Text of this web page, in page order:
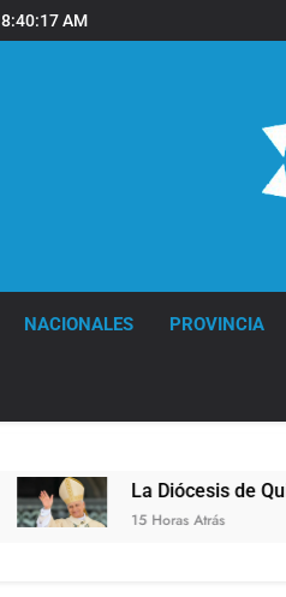
8:40:18 AM
NACIONALES PROVINCIA
La Diócesis de Quilmes
15 Horas Atrás